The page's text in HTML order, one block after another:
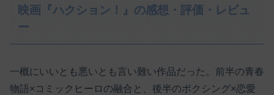
映画『ハクション！』の感想・評価・レビュ
ー
一概にいいとも悪いとも言い難い作品だった。前半の青春
物語×コミックヒーロの融合と、後半のボクシング×恋愛